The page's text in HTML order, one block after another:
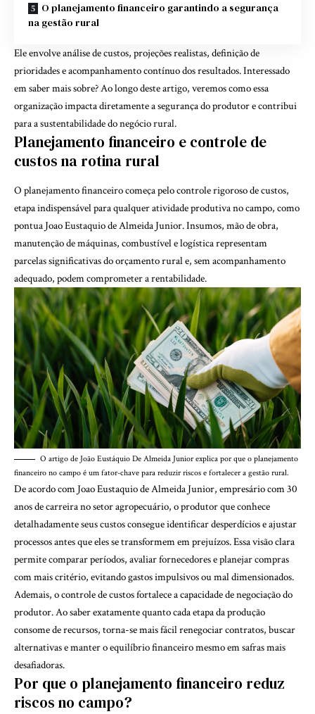
O planejamento financeiro garantindo a segurança
na gestão rural
Ele envolve análise de custos, projeções realistas, definição de
prioridades e acompanhamento contínuo dos resultados. Interessado
em saber mais sobre? Ao longo deste artigo, veremos como essa
organização impacta diretamente a segurança do produtor e contribui
para a sustentabilidade do negócio rural.
Planejamento financeiro e controle de
custos na rotina rural
O planejamento financeiro começa pelo controle rigoroso de custos,
etapa indispensável para qualquer atividade produtiva no campo, como
pontua Joao Eustaquio de Almeida Junior. Insumos, mão de obra,
manutenção de máquinas, combustível e logística representam
parcelas significativas do orçamento rural e, sem acompanhamento
adequado, podem comprometer a rentabilidade.
O artigo de João Eustáquio De Almeida Junior explica por que o planejamento
financeiro no campo é um fator-chave para reduzir riscos e fortalecer a gestão rural.
De acordo com Joao Eustaquio de Almeida Junior, empresário com 30
anos de carreira no setor agropecuário, o produtor que conhece
detalhadamente seus custos consegue identificar desperdícios e ajustar
processos antes que eles se transformem em prejuízos. Essa visão clara
permite comparar períodos, avaliar fornecedores e planejar compras
com mais critério, evitando gastos impulsivos ou mal dimensionados.
Ademais, o controle de custos fortalece a capacidade de negociação do
produtor. Ao saber exatamente quanto cada etapa da produção
consome de recursos, torna-se mais fácil renegociar contratos, buscar
alternativas e manter o equilíbrio financeiro mesmo em safras mais
desafiadoras.
Por que o planejamento financeiro reduz
riscos no campo?